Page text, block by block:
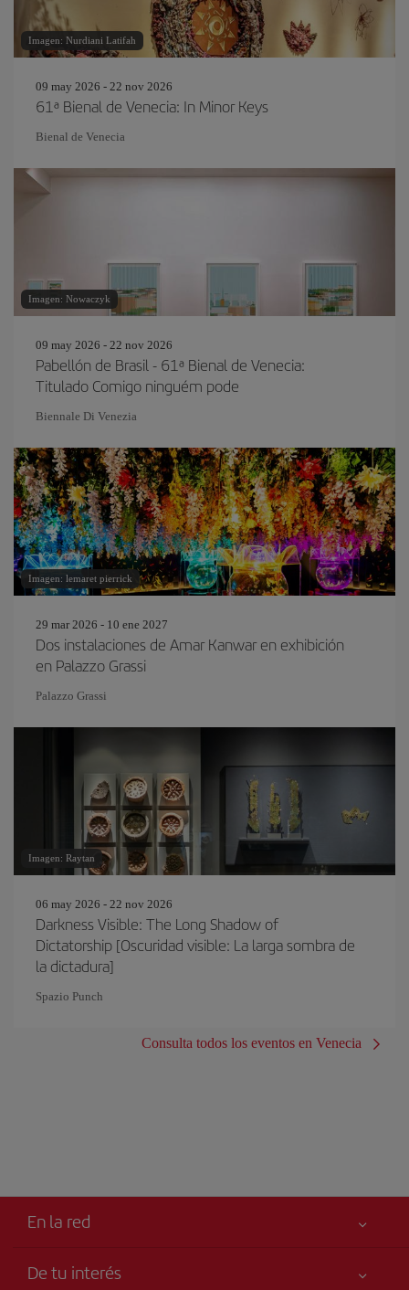
Imagen: Nurdiani Latifah
09 may 2026 - 22 nov 2026
61ª Bienal de Venecia: In Minor Keys
Bienal de Venecia
Imagen: Nowaczyk
09 may 2026 - 22 nov 2026
Pabellón de Brasil - 61ª Bienal de Venecia:
Titulado Comigo ninguém pode
Biennale Di Venezia
Imagen: lemaret pierrick
29 mar 2026 - 10 ene 2027
Dos instalaciones de Amar Kanwar en exhibición
en Palazzo Grassi
Palazzo Grassi
Imagen: Raytan
06 may 2026 - 22 nov 2026
Darkness Visible: The Long Shadow of
Dictatorship [Oscuridad visible: La larga sombra de
la dictadura]
Spazio Punch
Consulta todos los eventos en Venecia
En la red
De tu interés